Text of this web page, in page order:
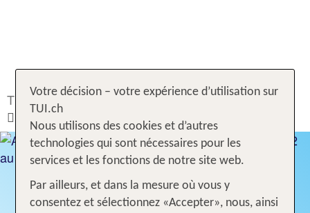
TUI.ch Rechercher & Réserver
Voyages
Antilles néerlandaises
Votre décision – votre expérience d’utilisation sur
TUI.ch
Nous utilisons des cookies et d’autres
technologies qui sont nécessaires pour les
services et les fonctions de notre site web.
Par ailleurs, et dans la mesure où vous y
consentez et sélectionnez «Accepter», nous, ainsi